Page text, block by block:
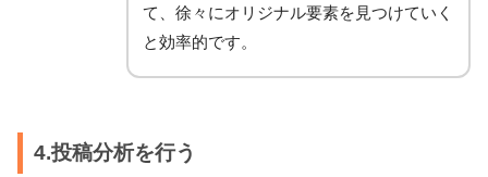
て、徐々にオリジナル要素を見つけていく
と効率的です。
4.投稿分析を行う